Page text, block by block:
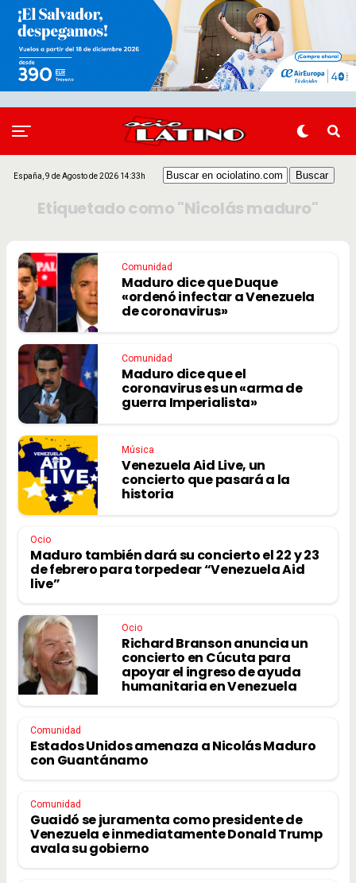
España, 9 de Agosto de 2026 14:33h
Etiquetado como "Nicolás maduro"
Comunidad
Maduro dice que Duque
«ordenó infectar a Venezuela
de coronavirus»
Comunidad
Maduro dice que el
coronavirus es un «arma de
guerra Imperialista»
Música
Venezuela Aid Live, un
concierto que pasará a la
historia
Ocio
Maduro también dará su concierto el 22 y 23
de febrero para torpedear “Venezuela Aid
live”
Ocio
Richard Branson anuncia un
concierto en Cúcuta para
apoyar el ingreso de ayuda
humanitaria en Venezuela
Comunidad
Estados Unidos amenaza a Nicolás Maduro
con Guantánamo
Comunidad
Guaidó se juramenta como presidente de
Venezuela e inmediatamente Donald Trump
avala su gobierno